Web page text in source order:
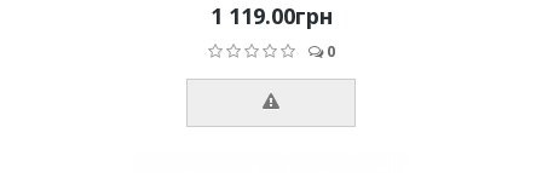
1 119.00грн
0